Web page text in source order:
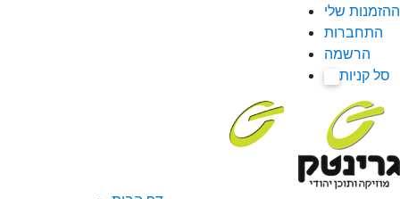
ההזמנות שלי
התחברות
הרשמה
סל קניות